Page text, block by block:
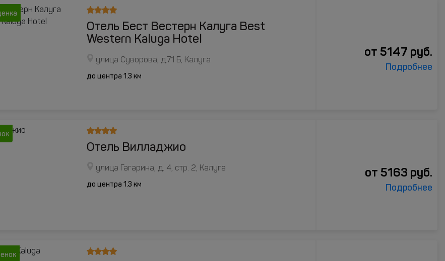
Отель Бест Вестерн Калуга Best
Western Kaluga Hotel
улица Суворова, д.71 Б, Калуга
до центра 1.3 км
от 5147 руб.
Подробнее
Отель Вилладжио
улица Гагарина, д. 4, стр. 2, Калуга
до центра 1.3 км
от 5163 руб.
Подробнее